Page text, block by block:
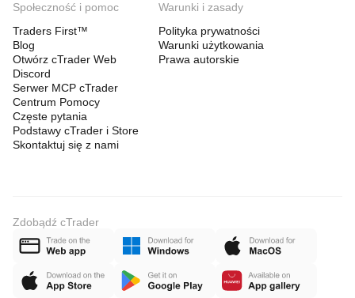
Społeczność i pomoc
Traders First™
Blog
Otwórz cTrader Web
Discord
Serwer MCP cTrader
Centrum Pomocy
Częste pytania
Podstawy cTrader i Store
Skontaktuj się z nami
Warunki i zasady
Polityka prywatności
Warunki użytkowania
Prawa autorskie
Zdobądź cTrader